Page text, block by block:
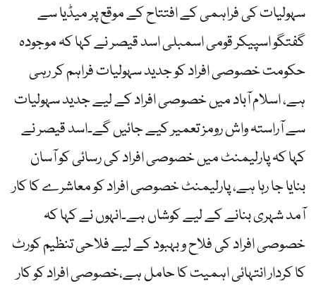
سہولیات کی فراہمی کے افتتاح کے موقع پر میڈیا سے
گفتگو اسپیکر قومی اسمبلی اسد قیصر نے کہا کہ موجودہ
حکومت خصوصی افراد کو جدید سہولیات فراہم کر رہی
ہے، اسلام آباد میں خصوصی افراد کے لیے جدید سہولیات
سے آراستہ واش رومز تعمیر کیے جائیں گے۔اسد قیصر نے
کہا کہ پارلیمنٹ میں خصوصی افراد کی رسائی کو آسان
بنایا جا رہا ہے، پارلیمنٹ خصوصی افراد کو معاشرے کا کار
آمد شہری بنانے کے لیے کوشاں ہے۔انہوں نے کہا کہ
خصوصی افراد کی فلاح و بہبود کے لیے فلاحی تنظیم کورٹ
کا کردار انتہائی اہمیت کا حامل ہے،خصوصی افراد کو کار